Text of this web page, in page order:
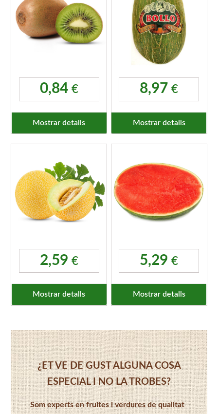
0,84 €
Mostrar detalls
8,97€
Mostrar detalls
2,59 €
Mostrar detalls
5,29€
Mostrar detalls
¿ET VE DE GUST ALGUNA COSA
ESPECIAL I NO LA TROBES?
Som experts en fruites i verdures de qualitat